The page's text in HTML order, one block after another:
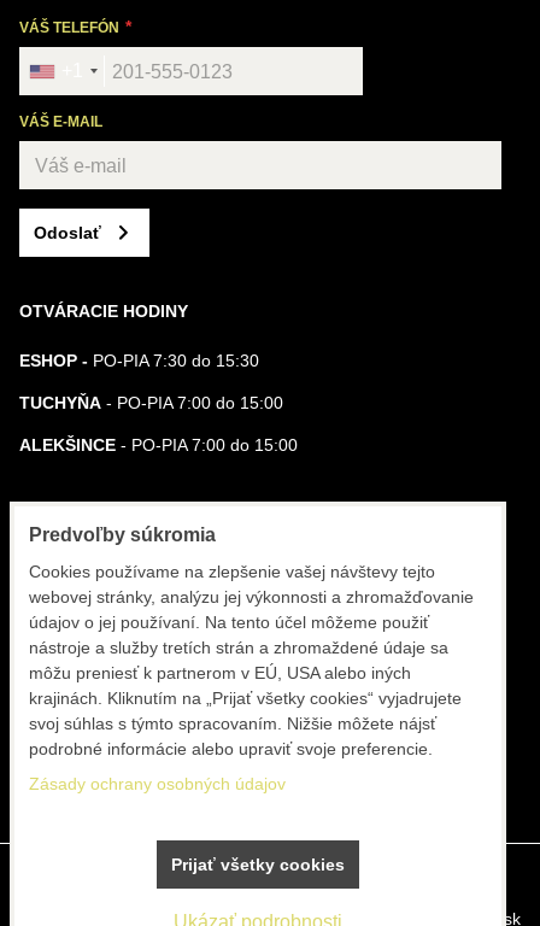
VÁŠ TELEFÓN
VÁŠ E-MAIL
Odoslať
OTVÁRACIE HODINY
ESHOP - PO-PIA 7:30 do 15:30
TUCHYŇA - PO-PIA 7:00 do 15:00
ALEKŠINCE - PO-PIA 7:00 do 15:00
BARNIA, s.r.o.
Prevádzka TUCHYŇA 0948 962 964
Prevádzka ALEKŠINCE 0905 755 895
Eshop +421 42 20 21 22 9
info@barnia.sk
www.barnia.sk
Zásady ochrany osobných údajov
Vytvorené pomocou: BiznisWeb.sk
Predvoľby súkromia
Cookies používame na zlepšenie vašej návštevy tejto
webovej stránky, analýzu jej výkonnosti a zhromažďovanie
údajov o jej používaní. Na tento účel môžeme použiť
nástroje a služby tretích strán a zhromaždené údaje sa
môžu preniesť k partnerom v EÚ, USA alebo iných
krajinách. Kliknutím na „Prijať všetky cookies“ vyjadrujete
svoj súhlas s týmto spracovaním. Nižšie môžete nájsť
podrobné informácie alebo upraviť svoje preferencie.
Zásady ochrany osobných údajov
Ukázať podrobnosti
Prijať všetky cookies